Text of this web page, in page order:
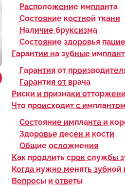
Расположение импланта
Состояние костной ткани
Наличие бруксизма
Состояние здоровья
Гарантии на зубные
Гарантия от
Гарантия от врача
Риски и признаки
Что происходит с
Состояние импланта и
Здоровье десен и кости
Общие осложнения
Как продлить срок службы
Когда нужно менять зубной
Вопросы и ответы